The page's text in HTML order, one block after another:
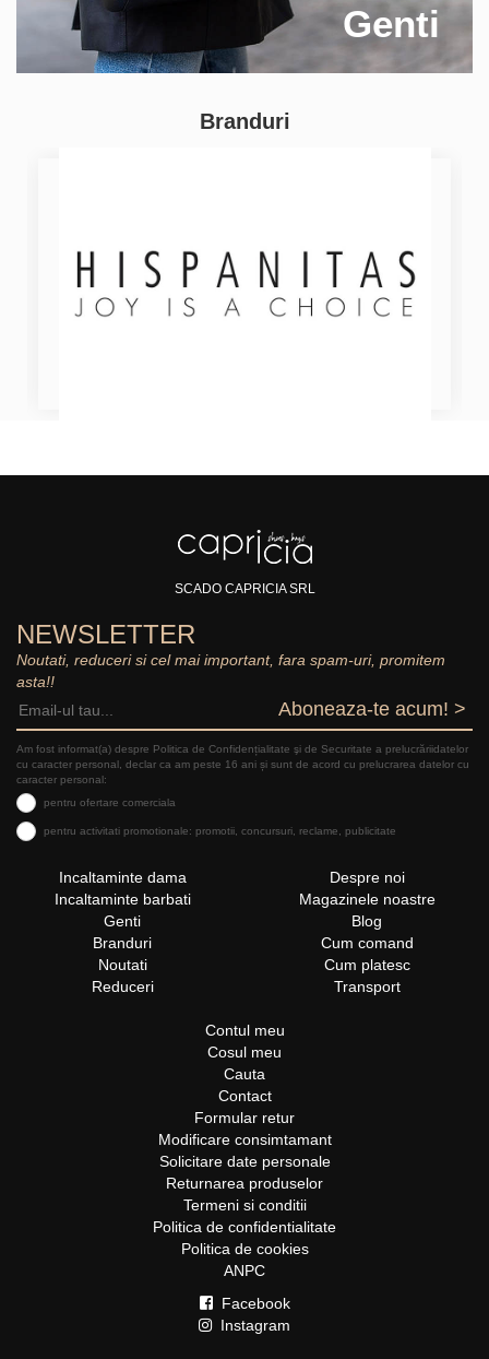
Genti
Branduri
SCADO CAPRICIA SRL
NEWSLETTER
Noutati, reduceri si cel mai important, fara spam-uri, promitem
asta!!
Aboneaza-te acum! >
Am fost informat(a) despre Politica de Confidențialitate şi de Securitate a prelucrăriidatelor
cu caracter personal, declar ca am peste 16 ani și sunt de acord cu prelucrarea datelor cu
caracter personal:
pentru ofertare comerciala
pentru activitati promotionale: promotii, concursuri, reclame, publicitate
Incaltaminte dama
Incaltaminte barbati
Genti
Branduri
Noutati
Reduceri
Despre noi
Magazinele noastre
Blog
Cum comand
Cum platesc
Transport
Contul meu
Cosul meu
Cauta
Contact
Formular retur
Modificare consimtamant
Solicitare date personale
Returnarea produselor
Termeni si conditii
Politica de confidentialitate
Politica de cookies
ANPC
Facebook
Instagram